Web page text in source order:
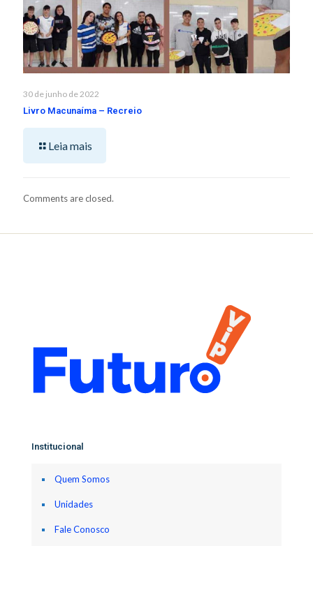
30 de junho de 2022
Livro Macunaíma – Recreio
Leia mais
Comments are closed.
Institucional
Quem Somos
Unidades
Fale Conosco